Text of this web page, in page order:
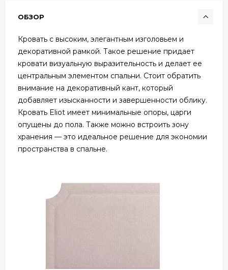
ОБЗОР
Кровать с высоким, элегантным изголовьем и
декоративной рамкой. Такое решение придает
кровати визуальную выразительность и делает ее
центральным элементом спальни. Стоит обратить
внимание на декоративный кант, который
добавляет изысканности и завершенности облику.
Кровать Eliot имеет минимальные опоры, царги
опущены до пола. Также можно встроить зону
хранения — это идеальное решение для экономии
пространства в спальне.